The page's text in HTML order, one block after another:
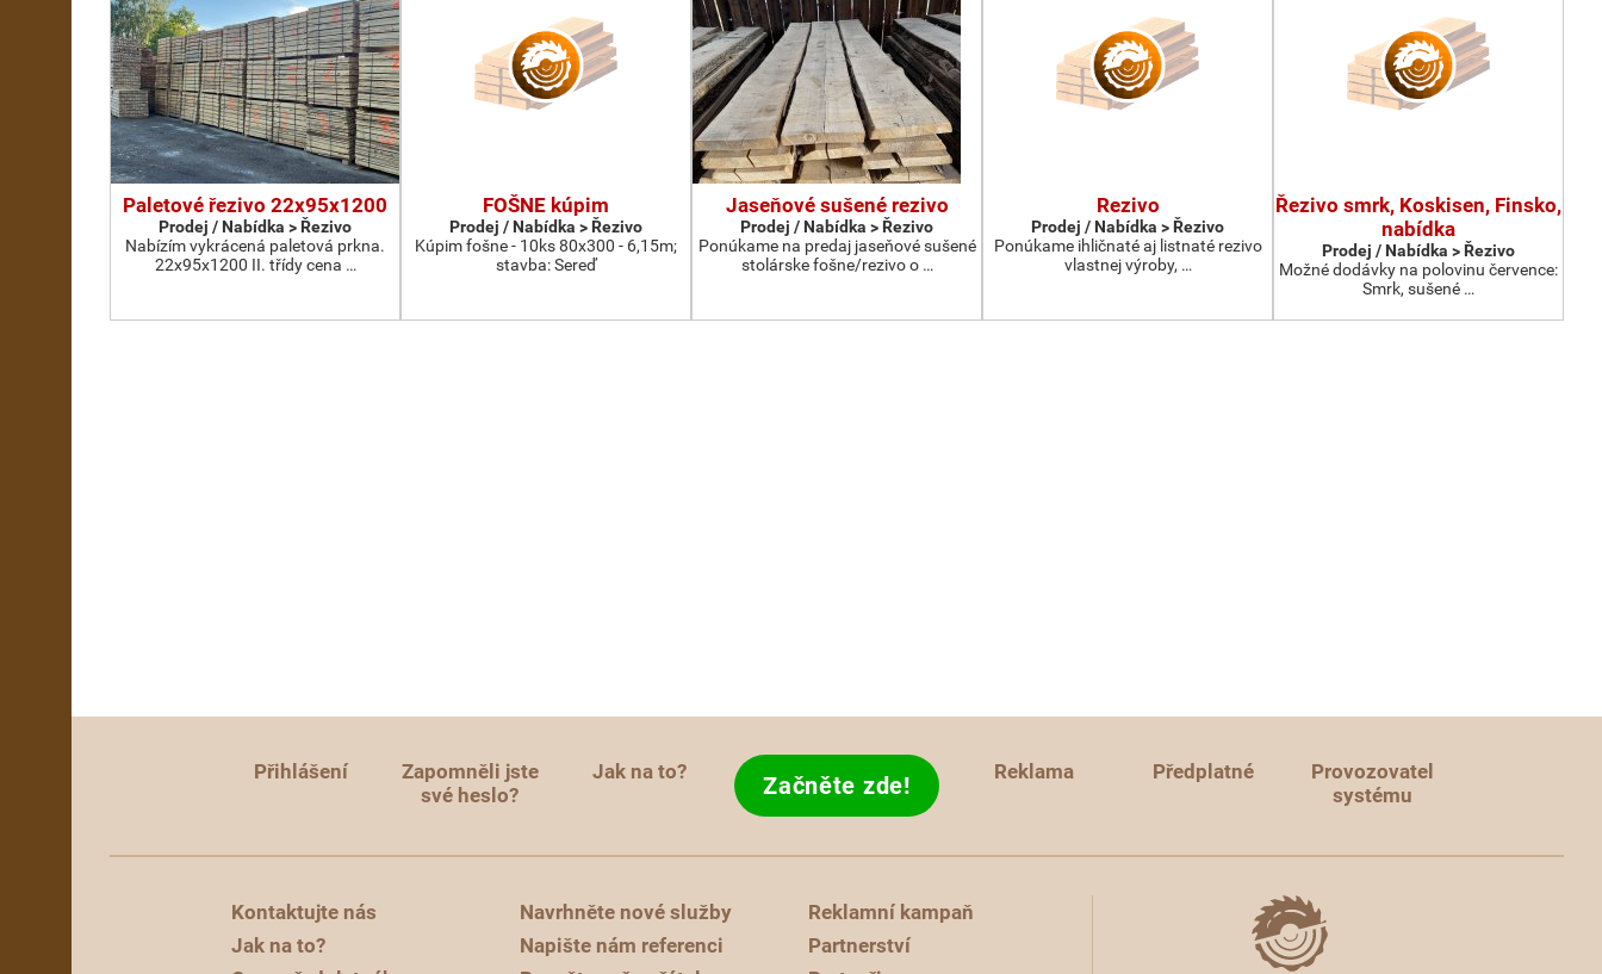
Paletové řezivo 22x95x1200
Prodej / Nabídka > Řezivo
Nabízím vykrácená paletová prkna.
22x95x1200 II. třídy cena …
FOŠNE kúpim
Prodej / Nabídka > Řezivo
Kúpim fošne - 10ks 80x300 - 6,15m;
stavba: Sereď
Jaseňové sušené rezivo
Prodej / Nabídka > Řezivo
Ponúkame na predaj jaseňové sušené
stolárske fošne/rezivo o …
Rezivo
Prodej / Nabídka > Řezivo
Ponúkame ihličnaté aj listnaté rezivo
vlastnej výroby, …
Řezivo smrk, Koskisen, Finsko,
nabídka
Prodej / Nabídka > Řezivo
Možné dodávky na polovinu července:
Smrk, sušené …
Přihlášení
Zapomněli jste
své heslo?
Jak na to? Začněte zde! Reklama Předplatné
Provozovatel
systému
Kontaktujte nás
Jak na to?
Navrhněte nové služby
Napište nám referenci
Reklamní kampaň
Partnerství